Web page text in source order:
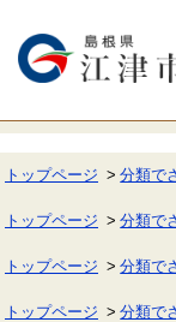
で
ば
本
へ
トップページ 分類で
トップページ 分類で
トップページ 分類で
トップページ 分類で